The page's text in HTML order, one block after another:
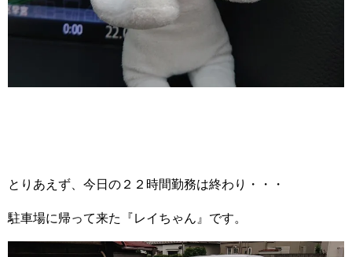
とりあえず、今日の２２時間勤務は終わり・・・
駐車場に帰って来た『レイちゃん』です。